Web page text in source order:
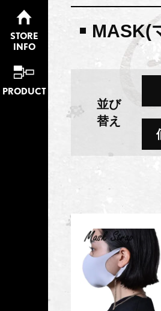
STORE
INFO
PRODUCT
MASK(
並び
替え